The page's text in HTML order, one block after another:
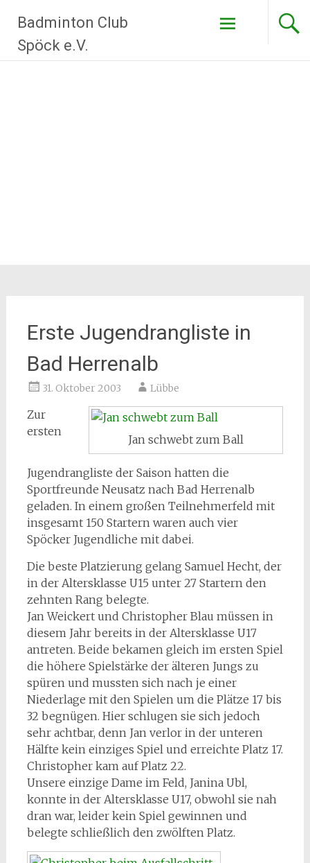
Inhalt
springen
Badminton Club
Spöck e.V.
Erste Jugendrangliste in
Bad Herrenalb
31. Oktober 2003 Lübbe
Jan schwebt zum Ball
Zur
ersten
Jugendrangliste der Saison hatten die
Sportfreunde Neusatz nach Bad Herrenalb
geladen. In einem großen Teilnehmerfeld mit
insgesamt 150 Startern waren auch vier
Spöcker Jugendliche mit dabei.
Die beste Platzierung gelang Samuel Hecht, der
in der Altersklasse U15 unter 27 Startern den
zehnten Rang belegte.
Jan Weickert und Christopher Blau müssen in
diesem Jahr bereits in der Altersklasse U17
antreten. Beide bekamen gleich im ersten Spiel
die höhere Spielstärke der älteren Jungs zu
spüren und mussten sich nach je einer
Niederlage mit den Spielen um die Plätze 17 bis
32 begnügen. Hier schlugen sie sich jedoch
sehr achtbar, denn Jan verlor in der unteren
Hälfte kein einziges Spiel und erreichte Platz 17.
Christopher kam auf Platz 22.
Unsere einzige Dame im Feld, Janina Ubl,
konnte in der Altersklasse U17, obwohl sie nah
dran war, leider kein Spiel gewinnen und
belegte schließlich den zwölften Platz.